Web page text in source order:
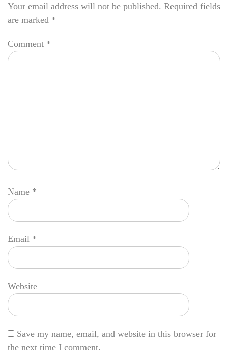
Your email address will not be published. Required fields
are marked *
Comment *
Name *
Email *
Website
Save my name, email, and website in this browser for
the next time I comment.